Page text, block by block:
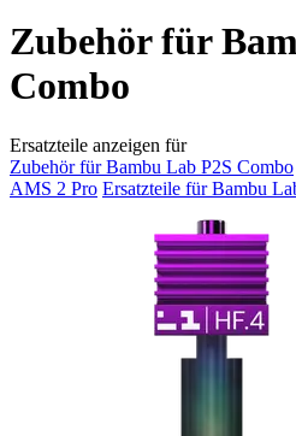
Zubehör für
Combo
Ersatzteile anzeigen für
Zubehör für Bambu Lab P2S Combo
AMS 2 Pro Ersatzteile für Bambu